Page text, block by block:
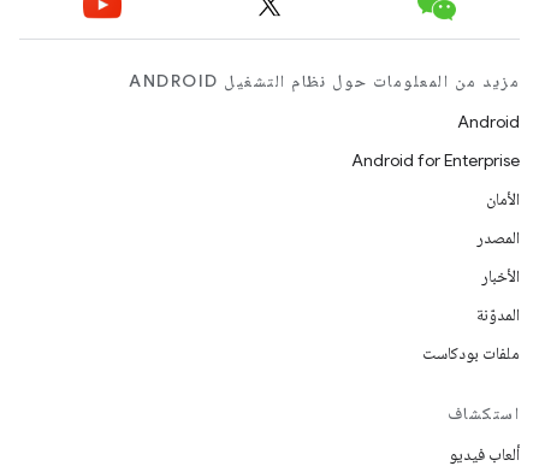
مزيد من المعلومات حول نظام التشغيل ANDROID
Android
Android for Enterprise
الأمان
المصدر
الأخبار
المدوّنة
ملفات بودكاست
استكشاف
ألعاب فيديو